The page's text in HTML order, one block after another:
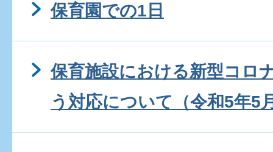
保育園での1日
保育施設における新型コロ
う対応について（令和5年5